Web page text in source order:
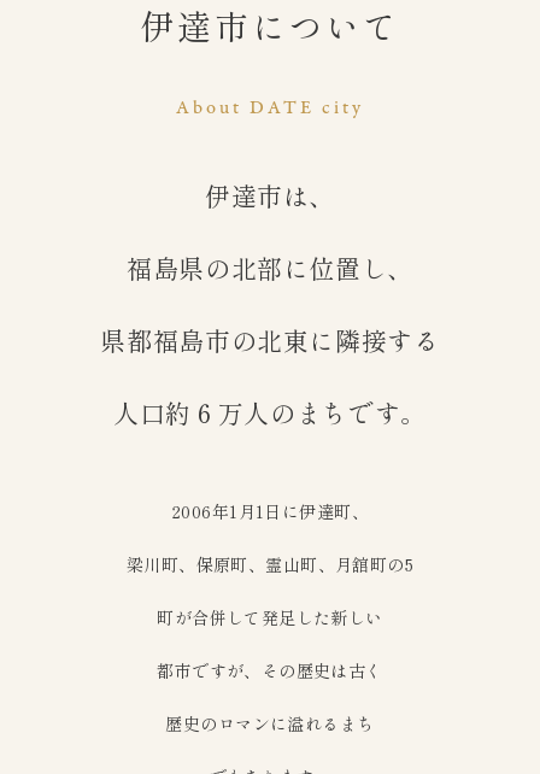
伊達市について
About DATE city
伊達市は、
福島県の北部に位置し、
県都福島市の北東に隣接する
人口約６万人のまちです。
2006年1月1日に伊達町、
梁川町、保原町、霊山町、月舘町の5
町が合併して発足した新しい
都市ですが、その歴史は古く
歴史のロマンに溢れるまち